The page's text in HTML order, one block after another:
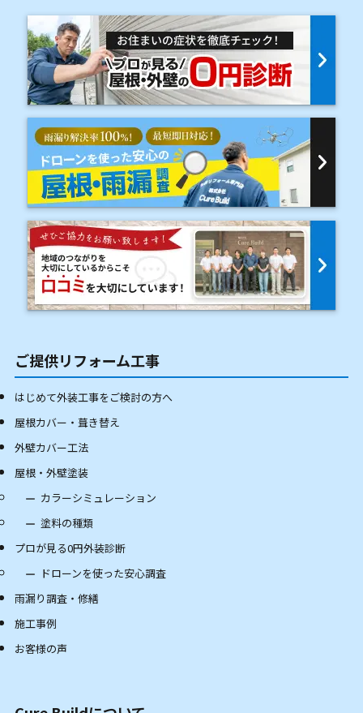
ご提供リフォーム工事
はじめて外装工事をご検討の方へ
屋根カバー・葺き替え
外壁カバー工法
屋根・外壁塗装
カラーシミュレーション
塗料の種類
プロが見る0円外装診断
ドローンを使った安心調査
雨漏り調査・修繕
施工事例
お客様の声